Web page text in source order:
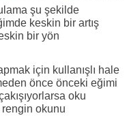
şu şekilde
keskin bir artış
bir yön
için kullanışlı hale
önce önceki eğimi
oku
okunu